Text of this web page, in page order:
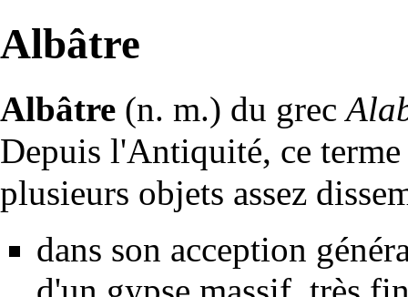
Albâtre
Albâtre (n. m.) du grec
Depuis l'Antiquité, ce
plusieurs objets assez
dans son acception